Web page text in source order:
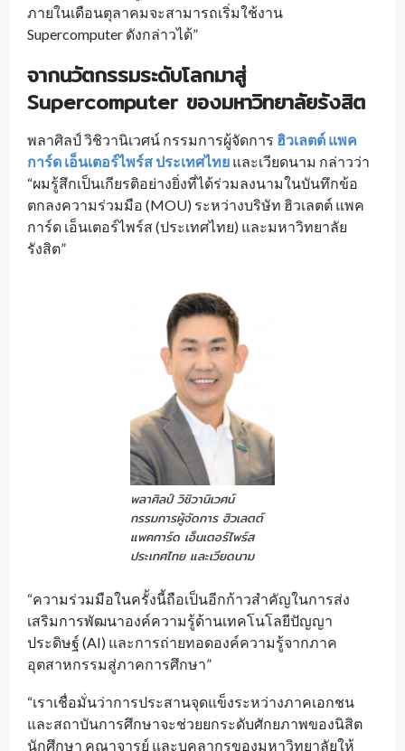
ภายในเดือนตุลาคมจะสามารถเริ่มใช้งาน
Supercomputer ดังกล่าวได้”
จากนวัตกรรมระดับโลกมาสู่
Supercomputer ของมหาวิทยาลัยรังสิต
พลาศิลป์ วิชิวานิเวศน์ กรรมการผู้จัดการ ฮิวเลตต์ แพค
การ์ด เอ็นเตอร์ไพร์ส ประเทศไทย และเวียดนาม กล่าวว่า
“ผมรู้สึกเป็นเกียรติอย่างยิ่งที่ได้ร่วมลงนามในบันทึกข้อ
ตกลงความร่วมมือ (MOU) ระหว่างบริษัท ฮิวเลตต์ แพค
การ์ด เอ็นเตอร์ไพร์ส (ประเทศไทย) และมหาวิทยาลัย
รังสิต”
พลาศิลป์ วิชิวานิเวศน์
กรรมการผู้จัดการ ฮิวเลตต์
แพคการ์ด เอ็นเตอร์ไพร์ส
ประเทศไทย และเวียดนาม
“ความร่วมมือในครั้งนี้ถือเป็นอีกก้าวสำคัญในการส่ง
เสริมการพัฒนาองค์ความรู้ด้านเทคโนโลยีปัญญา
ประดิษฐ์ (AI) และการถ่ายทอดองค์ความรู้จากภาค
อุตสาหกรรมสู่ภาคการศึกษา”
“เราเชื่อมั่นว่าการประสานจุดแข็งระหว่างภาคเอกชน
และสถาบันการศึกษาจะช่วยยกระดับศักยภาพของนิสิต
นักศึกษา คณาจารย์ และบุคลากรของมหาวิทยาลัยให้